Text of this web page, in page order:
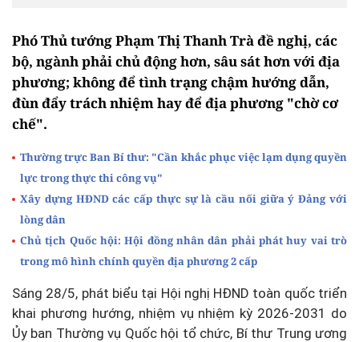
Phó Thủ tướng Phạm Thị Thanh Trà đề nghị, các
bộ, ngành phải chủ động hơn, sâu sát hơn với địa
phương; không để tình trạng chậm hướng dẫn,
đùn đẩy trách nhiệm hay để địa phương "chờ cơ
chế".
Thường trực Ban Bí thư: "Cần khắc phục việc lạm dụng quyền
lực trong thực thi công vụ"
Xây dựng HĐND các cấp thực sự là cầu nối giữa ý Đảng với
lòng dân
Chủ tịch Quốc hội: Hội đồng nhân dân phải phát huy vai trò
trong mô hình chính quyền địa phương 2 cấp
Sáng 28/5, phát biểu tại Hội nghị HĐND toàn quốc triển
khai phương hướng, nhiệm vụ nhiệm kỳ 2026-2031 do
Ủy ban Thường vụ Quốc hội tổ chức, Bí thư Trung ương